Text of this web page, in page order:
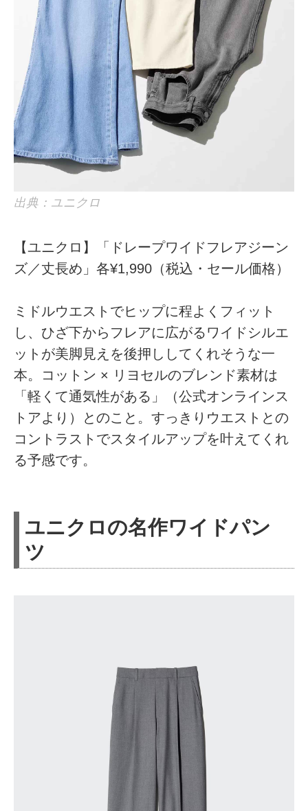
出典：ユニクロ
【ユニクロ】「ドレープワイドフレアジーン
ズ／丈長め」各¥1,990（税込・セール価格）
ミドルウエストでヒップに程よくフィット
し、ひざ下からフレアに広がるワイドシルエ
ットが美脚見えを後押ししてくれそうな一
本。コットン × リヨセルのブレンド素材は
「軽くて通気性がある」（公式オンラインス
トアより）とのこと。すっきりウエストとの
コントラストでスタイルアップを叶えてくれ
る予感です。
ユニクロの名作ワイドパン
ツ